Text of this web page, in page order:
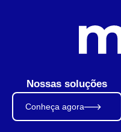
Nossas soluções
Conheça agora